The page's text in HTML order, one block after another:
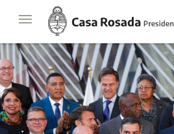
Toggle
navigation
Casa
Rosada
Presidencia
de
la
Nación
PresidenciaJavier Milei